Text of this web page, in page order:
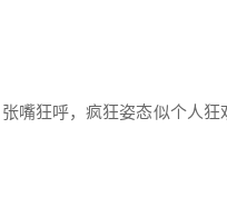
嘴狂呼，疯狂姿态似个人